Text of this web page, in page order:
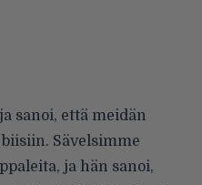
sanoi, että meidän
Sävelsimme
ja hän sanoi,